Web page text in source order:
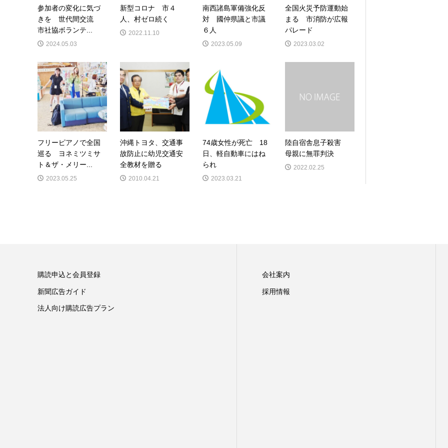
参加者の変化に気づ
きを 世代間交流
市社協ボランテ...
2024.05.03
新型コロナ 市４
人、村ゼロ続く
2022.11.10
南西諸島軍備強化反
対 國仲県議と市議
６人
2023.05.09
全国火災予防運動始
まる 市消防が広報
パレード
2023.03.02
フリーピアノで全国
巡る ヨネミツミサ
ト＆ザ・メリー...
2023.05.25
沖縄トヨタ、交通事
故防止に幼児交通安
全教材を贈る
2010.04.21
74歳女性が死亡 18
日、軽自動車にはね
られ
2023.03.21
陸自宿舎息子殺害
母親に無罪判決
2022.02.25
購読申込と会員登録
新聞広告ガイド
法人向け購読広告プラン
会社案内
採用情報